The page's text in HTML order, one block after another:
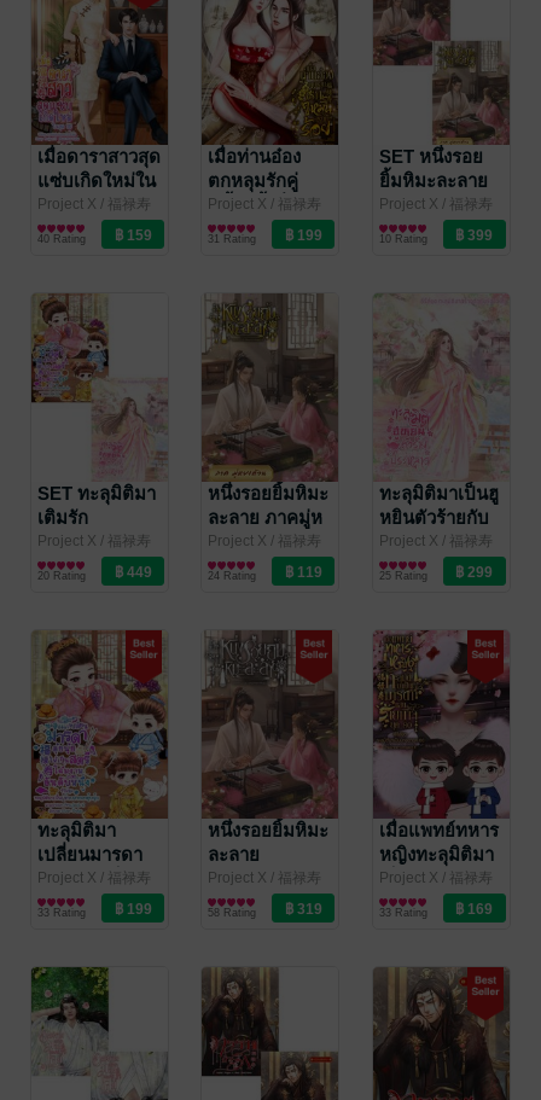
เมื่อดาราสาวสุด
แซ่บเกิดใหม่ใน
ยุค80
Project X / 福禄寿
อักษรมั่งมี
นิยายรักจีนโบราณ
40 Rating
เมื่อท่านอ๋อง
ตกหลุมรักคู่
หมั้นครั้งที่ร้อย
Project X / 福禄寿
อักษรมั่งมี
นิยายรักจีนโบราณ
31 Rating
SET หนึ่งรอย
ยิ้มหิมะละลาย
Project X / 福禄寿
อักษรมั่งมี
นิยายรักจีนโบราณ
10 Rating
SET ทะลุมิติมา
เติมรัก
Project X / 福禄寿
อักษรมั่งมี
นิยายรักจีนโบราณ
20 Rating
หนึ่งรอยยิ้มหิมะ
ละลาย ภาคมู่ห
ยงต้วน
Project X / 福禄寿
อักษรมั่งมี
นิยายรักจีนโบราณ
24 Rating
ทะลุมิติมาเป็นฮู
หยินตัวร้ายกับ
ของวิเศษ
ประหลาด
Project X / 福禄寿
อักษรมั่งมี
นิยายรักจีนโบราณ
25 Rating
ทะลุมิติมา
เปลี่ยนมารดา
ตุ้ยนุ้ยให้เป็น
โฉมงามอันดับ
Project X / 福禄寿
อักษรมั่งมี
นิยายรักจีนโบราณ
33 Rating
หนึ่งรอยยิ้มหิมะ
ละลาย
Project X / 福禄寿
อักษรมั่งมี
นิยายรักจีนโบราณ
58 Rating
เมื่อแพทย์ทหาร
หญิงทะลุมิติมา
เป็นมารดาแสน
ร้ายกาจในยุค
Project X / 福禄寿
อักษรมั่งมี
นิยายรักจีนโบราณ
33 Rating